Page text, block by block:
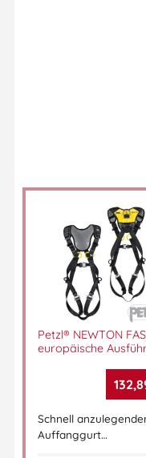
Praktisch für
Arbeiten an
KARL Auffanggurt,
Auffanggurt kaufen,
Auffanggurt Weste,
Auffanggurt,
Artikelnummer:
Absturzsicherung,
Petzl® NEWTON
europäische
Schnell
Auffanggurt…